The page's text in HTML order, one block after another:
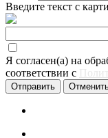
Введите текст с
Я согласен(а) на
соответствии с